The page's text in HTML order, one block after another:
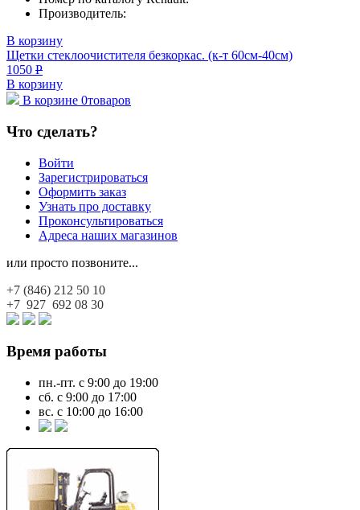
Производитель:
В корзину
Щетки стеклоочистителя безкоркас. (к-т 60см-40см)
1050 Р
В корзину
В корзине 0товаров
Что сделать?
Войти
Зарегистрироваться
Оформить заказ
Узнать про доставку
Проконсультироваться
Адреса наших магазинов
или просто позвоните...
+7 (846) 212 50 10
+7 927 692 08 30
Время работы
пн.-пт. с 9:00 до 19:00
сб. с 9:00 до 17:00
вс. с 10:00 до 16:00